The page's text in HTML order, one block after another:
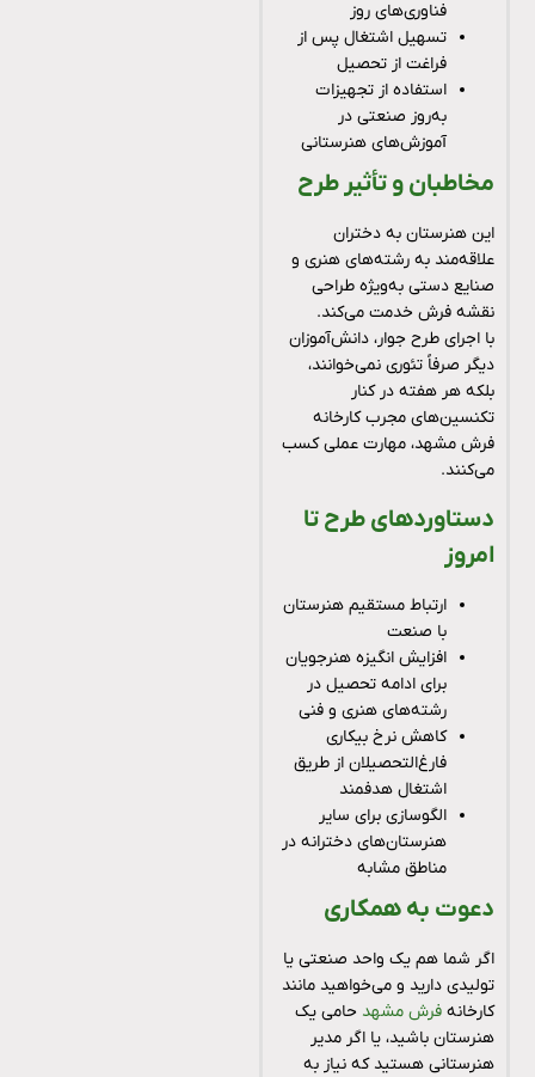
فناوری‌های روز
تسهیل اشتغال پس از
فراغت از تحصیل
استفاده از تجهیزات
به‌روز صنعتی در
آموزش‌های هنرستانی
مخاطبان و تأثیر طرح
این هنرستان به دختران
علاقه‌مند به رشته‌های هنری و
صنایع دستی به‌ویژه طراحی
نقشه فرش خدمت می‌کند.
با اجرای طرح جوار، دانش‌آموزان
دیگر صرفاً تئوری نمی‌خوانند،
بلکه هر هفته در کنار
تکنسین‌های مجرب کارخانه
فرش مشهد، مهارت عملی کسب
می‌کنند.
دستاوردهای طرح تا
امروز
ارتباط مستقیم هنرستان
با صنعت
افزایش انگیزه هنرجویان
برای ادامه تحصیل در
رشته‌های هنری و فنی
کاهش نرخ بیکاری
فارغ‌التحصیلان از طریق
اشتغال هدفمند
الگوسازی برای سایر
هنرستان‌های دخترانه در
مناطق مشابه
دعوت به همکاری
اگر شما هم یک واحد صنعتی یا
تولیدی دارید و می‌خواهید مانند
کارخانهفرش مشهدحامی یک
هنرستان باشید، یا اگر مدیر
هنرستانی هستید که نیاز به